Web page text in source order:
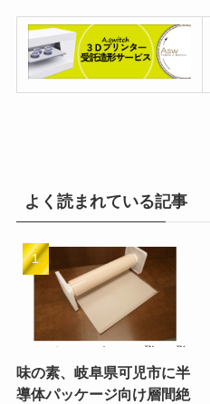
よく読まれている記事
味の素、岐阜県可児市に半
導体パッケージ向け層間絶